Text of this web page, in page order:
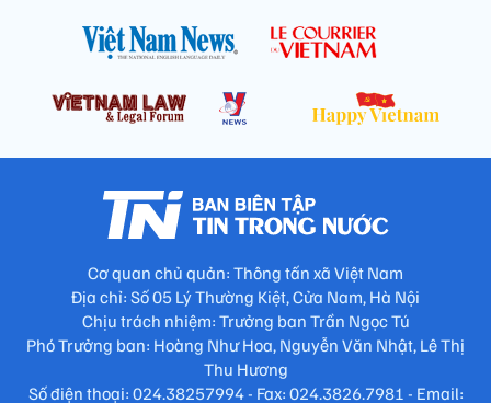
Cơ quan chủ quản: Thông tấn xã Việt Nam
Địa chỉ: Số 05 Lý Thường Kiệt, Cửa Nam, Hà Nội
Chịu trách nhiệm: Trưởng ban Trần Ngọc Tú